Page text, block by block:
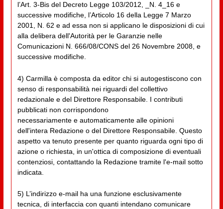
l’Art. 3-Bis del Decreto Legge 103/2012, _N. 4_16 e
successive modifiche, l’Articolo 16 della Legge 7 Marzo
2001, N. 62 e ad essa non si applicano le disposizioni di cui
alla delibera dell'Autorità per le Garanzie nelle
Comunicazioni N. 666/08/CONS del 26 Novembre 2008, e
successive modifiche.
4) Carmilla è composta da editor chi si autogestiscono con
senso di responsabilità nei riguardi del collettivo
redazionale e del Direttore Responsabile. I contributi
pubblicati non corrispondono
necessariamente e automaticamente alle opinioni
dell'intera Redazione o del Direttore Responsabile. Questo
aspetto va tenuto presente per quanto riguarda ogni tipo di
azione o richiesta, in un'ottica di composizione di eventuali
contenziosi, contattando la Redazione tramite l'e-mail sotto
indicata.
5) L’indirizzo e-mail ha una funzione esclusivamente
tecnica, di interfaccia con quanti intendano comunicare